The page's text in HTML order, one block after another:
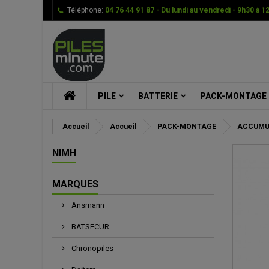
Téléphone: 04 76 44 91 87 - Du lundi au vendredi - 9h30 à
PILE BATTERIE PACK-MONTAGE
Accueil Accueil PACK-MONTAGE
NIMH
MARQUES
Ansmann
BATSECUR
Chronopiles